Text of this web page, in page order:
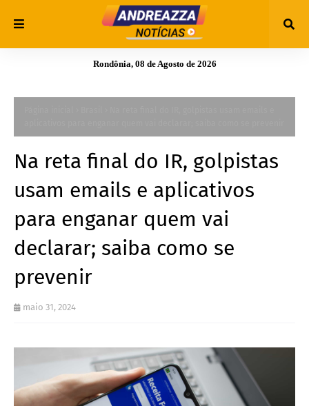
Rondônia, 08 de Agosto de 2026
Na reta final do IR, golpistas
usam emails e aplicativos
para enganar quem vai
declarar; saiba como se
prevenir
maio 31, 2024